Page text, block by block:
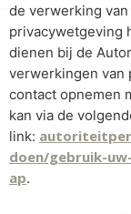
de verwerking
privacywetgeving
dienen bij de
verwerkingen van
contact opnemen
kan via de
link:
doen/gebruik-
ap.